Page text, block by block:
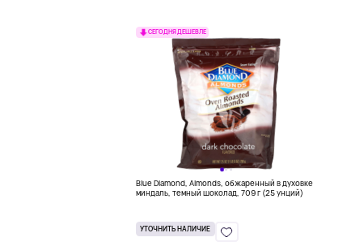
СЕГОДНЯ ДЕШЕВЛЕ
Blue Diamond, Almonds, обжаренный в духовке
миндаль, темный шоколад, 709 г (25 унций)
УТОЧНИТЬ НАЛИЧИЕ